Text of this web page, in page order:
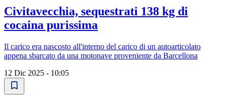
Civitavecchia, sequestrati 138 kg di
cocaina purissima
Il carico era nascosto all'interno del carico di un autoarticolato
appena sbarcato da una motonave proveniente da Barcellona
12 Dic 2025 - 10:05